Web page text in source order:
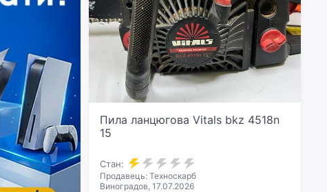
Пила ланцюгова Vitals bkz 4518n
15
Стан:
Продавець: Техноскарб
Виноградов, 17.07.2026